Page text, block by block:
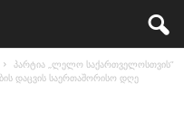
პარტია ,,ლელო საქართველოსთვის”
დაცვის საერთაშორისო დღე